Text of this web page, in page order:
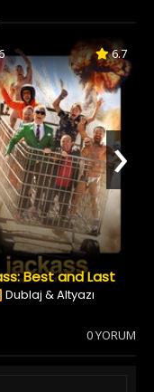
6.7
Best and Last
Dublaj & Altyazı
›
0 YORUM